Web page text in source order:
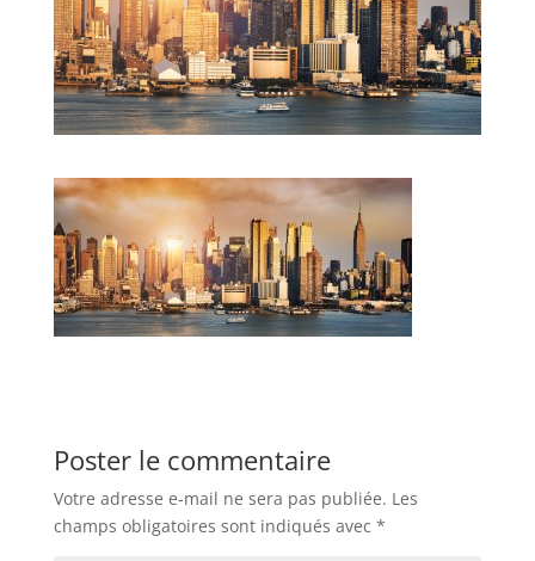
Poster le commentaire
Votre adresse e-mail ne sera pas publiée. Les
champs obligatoires sont indiqués avec *